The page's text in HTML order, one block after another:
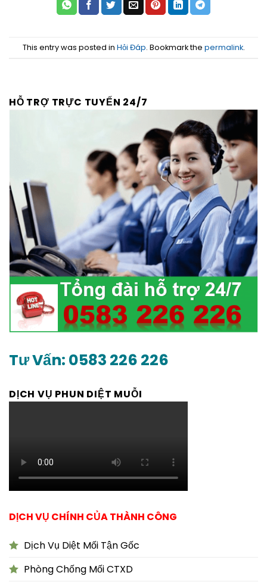
This entry was posted in Hỏi Đáp. Bookmark the permalink.
HỖ TRỢ TRỰC TUYẾN 24/7
Tư Vấn: 0583 226 226
DỊCH VỤ PHUN DIỆT MUỖI
DỊCH VỤ CHÍNH CỦA THÀNH CÔNG
Dịch Vụ Diệt Mối Tận Gốc
Phòng Chống Mối CTXD